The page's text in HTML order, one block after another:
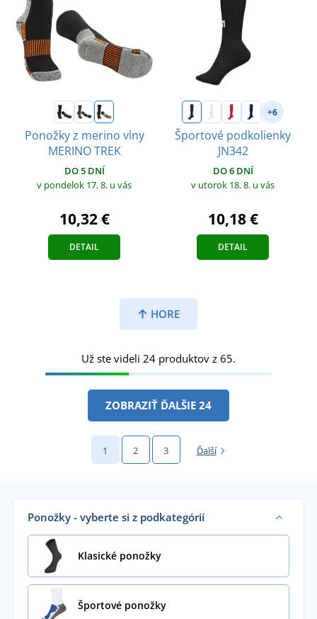
Ponožky z merino vlny
MERINO TREK
DO 5 DNÍ
v pondelok 17. 8. u vás
10,32 €
DETAIL
+6
Športové podkolienky
JN342
DO 6 DNÍ
v utorok 18. 8. u vás
10,18 €
DETAIL
HORE
Už ste videli 24 produktov z 65.
ZOBRAZIŤ ĎALŠIE 24
1 2 3 Ďalší
Ponožky - vyberte si z podkategórií
Klasické ponožky
Športové ponožky